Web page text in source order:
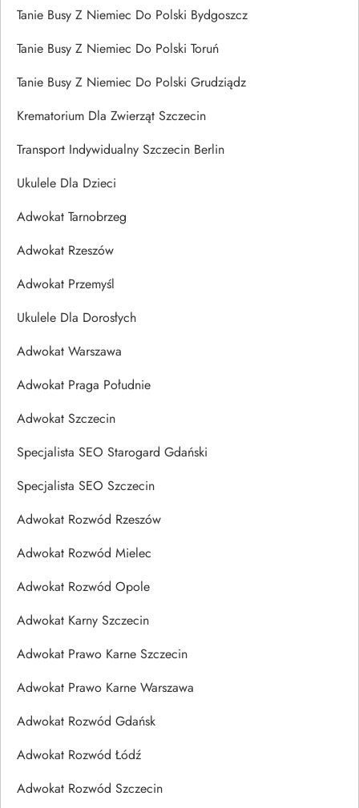
Tanie Busy Z Niemiec Do Polski Bydgoszcz
Tanie Busy Z Niemiec Do Polski Toruń
Tanie Busy Z Niemiec Do Polski Grudziądz
Krematorium Dla Zwierząt Szczecin
Transport Indywidualny Szczecin Berlin
Ukulele Dla Dzieci
Adwokat Tarnobrzeg
Adwokat Rzeszów
Adwokat Przemyśl
Ukulele Dla Dorosłych
Adwokat Warszawa
Adwokat Praga Południe
Adwokat Szczecin
Specjalista SEO Starogard Gdański
Specjalista SEO Szczecin
Adwokat Rozwód Rzeszów
Adwokat Rozwód Mielec
Adwokat Rozwód Opole
Adwokat Karny Szczecin
Adwokat Prawo Karne Szczecin
Adwokat Prawo Karne Warszawa
Adwokat Rozwód Gdańsk
Adwokat Rozwód Łódź
Adwokat Rozwód Szczecin